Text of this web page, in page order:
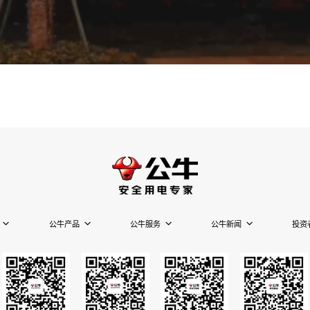
公牛产品 公牛服务 公牛新闻 投资